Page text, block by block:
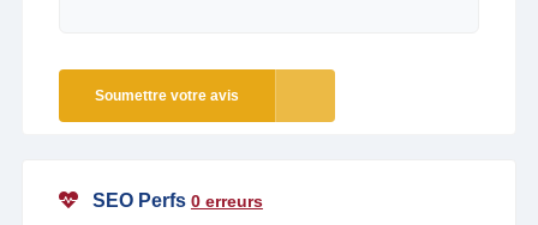
Soumettre votre avis
SEO Perfs 0 erreurs